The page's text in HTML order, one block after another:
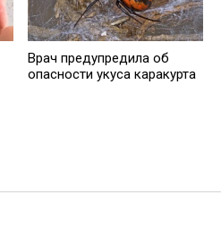
Врач предупредила об
опасности укуса каракурта